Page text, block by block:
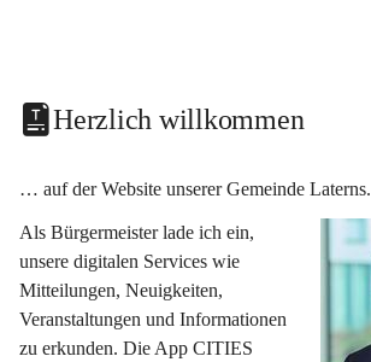
Herzlich willkommen
… auf der Website unserer Gemeinde Laterns.
Als Bürgermeister lade ich ein,
unsere digitalen Services wie
Mitteilungen, Neuigkeiten,
Veranstaltungen und Informationen
zu erkunden. Die App CITIES